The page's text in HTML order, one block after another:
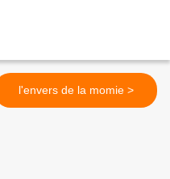
l'envers de la momie >